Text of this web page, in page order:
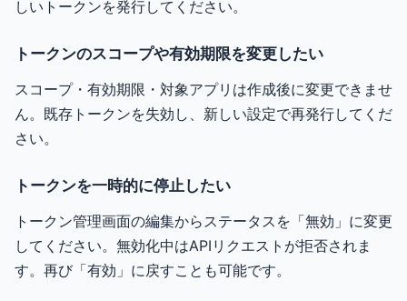
しいトークンを発行してください。
トークンのスコープや有効期限を変更したい
スコープ・有効期限・対象アプリは作成後に変更できませ
ん。既存トークンを失効し、新しい設定で再発行してくだ
さい。
トークンを一時的に停止したい
トークン管理画面の編集からステータスを「無効」に変更
してください。無効化中はAPIリクエストが拒否されま
す。再び「有効」に戻すことも可能です。